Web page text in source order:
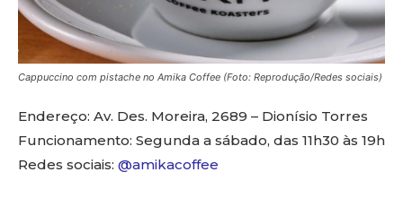
Cappuccino com pistache no Amika Coffee (Foto: Reprodução/Redes sociais)
Endereço: Av. Des. Moreira, 2689 – Dionísio Torres
Funcionamento: Segunda a sábado, das 11h30 às 19h
Redes sociais: @amikacoffee